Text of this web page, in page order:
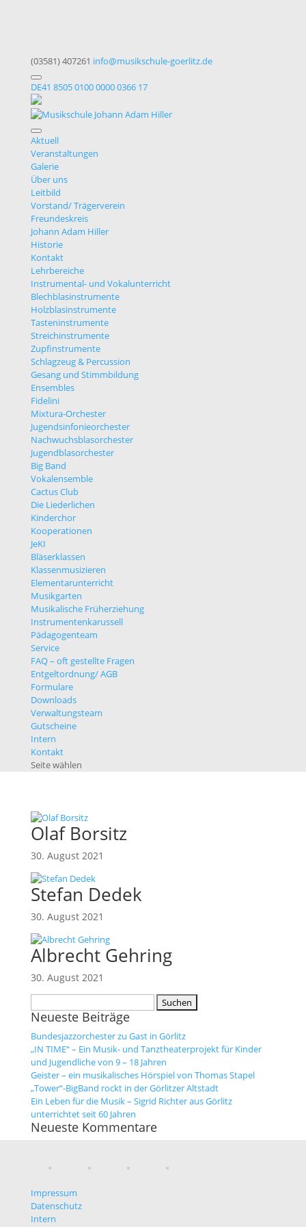
(03581) 407261 info@musikschule-goerlitz.de
DE41 8505 0100 0000 0366 17
Aktuell
Veranstaltungen
Galerie
Über uns
Leitbild
Vorstand/ Trägerverein
Freundeskreis
Johann Adam Hiller
Historie
Kontakt
Lehrbereiche
Instrumental- und Vokalunterricht
Blechblasinstrumente
Holzblasinstrumente
Tasteninstrumente
Streichinstrumente
Zupfinstrumente
Schlagzeug & Percussion
Gesang und Stimmbildung
Ensembles
Fidelini
Mixtura-Orchester
Jugendsinfonieorchester
Nachwuchsblasorchester
Jugendblasorchester
Big Band
Vokalensemble
Cactus Club
Die Liederlichen
Kinderchor
Kooperationen
JeKI
Bläserklassen
Klassenmusizieren
Elementarunterricht
Musikgarten
Musikalische Früherziehung
Instrumentenkarussell
Pädagogenteam
Service
FAQ – oft gestellte Fragen
Entgeltordnung/ AGB
Formulare
Downloads
Verwaltungsteam
Gutscheine
Intern
Kontakt
Seite wählen
Olaf Borsitz
30. August 2021
Stefan Dedek
30. August 2021
Albrecht Gehring
30. August 2021
nach:
Neueste Beiträge
Bundesjazzorchester zu Gast in Görlitz
„IN TIME“ – Ein Musik- und Tanztheaterprojekt für Kinder
und Jugendliche von 9 – 18 Jahren
Geister – ein musikalisches Hörspiel von Thomas Stapel
„Tower“-BigBand rockt in der Görlitzer Altstadt
Ein Leben für die Musik – Sigrid Richter aus Görlitz
unterrichtet seit 60 Jahren
Neueste Kommentare
Impressum
Datenschutz
Intern